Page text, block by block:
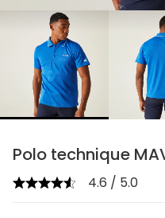
Polo technique
4.6 / 5.0